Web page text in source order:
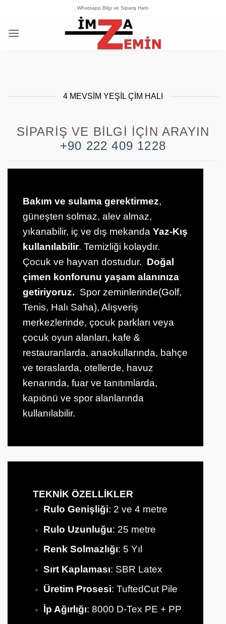
Whatsapp Bilgi ve Sipariş Hattı
4 MEVSIM YEŞIL ÇIM HALI
SIPARIŞ VE BILGI İÇIN ARAYIN
+90 222 409 1228
Bakım ve sulama gerektirmez,
güneşten solmaz, alev almaz,
yıkanabilir, iç ve dış mekanda Yaz-Kış
kullanılabilir. Temizliği kolaydır.
Çocuk ve hayvan dostudur. Doğal
çimen konforunu yaşam alanınıza
getiriyoruz. Spor zeminlerinde(Golf,
Tenis, Halı Saha), Alışveriş
merkezlerinde, çocuk parkları veya
çocuk oyun alanları, kafe &
restauranlarda, anaokullarında, bahçe
ve teraslarda, otellerde, havuz
kenarında, fuar ve tanıtımlarda,
kapıönü ve spor alanlarında
kullanılabilir.
TEKNİK ÖZELLİKLER
Rulo Genişliği: 2 ve 4 metre
Rulo Uzunluğu: 25 metre
Renk Solmazlığı: 5 Yıl
Sırt Kaplaması: SBR Latex
Üretim Prosesi: TuftedCut Pile
İp Ağırlığı: 8000 D-Tex PE + PP